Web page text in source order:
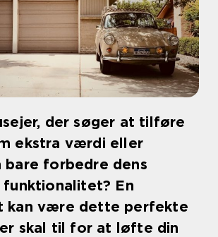
der søger at tilføre
ekstra værdi eller
bare forbedre dens
En
kan være dette perfekte
skal til for at løfte din